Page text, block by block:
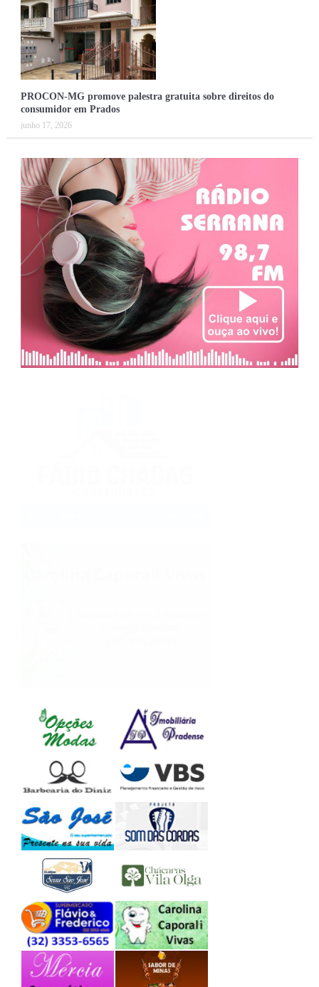
PROCON-MG promove palestra gratuita sobre direitos do
consumidor em Prados
junho 17, 2026